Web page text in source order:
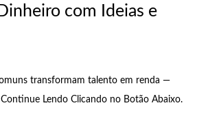
com Ideias e
transformam talento em renda —
Lendo Clicando no Botão Abaixo.